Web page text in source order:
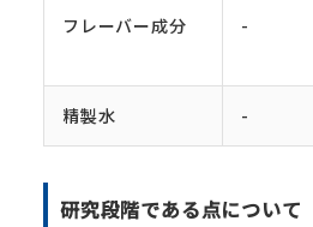
フレーバー成分 -
精製水 -
研究段階である点について